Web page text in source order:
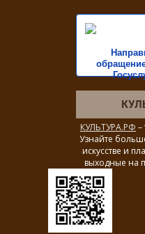
КУЛЬТУРА.РФ –
Узнайте
искусстве и
выходные на